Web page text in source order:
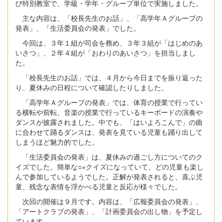
び特別教室で、学級・学年・グループ単位で実施しました。
主な内容は、「校長先生のお話」、「高学年Ａグループの
発表」、「生活委員会の発表」でした。
今回は、３年１組が司会を務め、３年３組が「はじめのあ
いさつ」、２年４組が「おわりのあいさつ」を担当しまし
た。
「校長先生のお話」では、４月から今日までを振り返った
り、夏休みの日程について確認したりしました。
「高学年Ａグループの発表」では、体育の授業で行ってい
る横転や前転、音楽の授業で行っているキーボードの演奏や
ダンスが披露されました。中でも、「はいよろこんで」の曲
に合わせて踊るダンスは、発表を見ている児童も踊り出して
しまうほど魅力的でした。
「生活委員会の発表」は、夏休みの過ごし方についてのク
イズでした。簡単な○×クイズになっていて、どの児童も楽し
んで参加しているようでした。正解が発表されると、喜ぶ児
童、残念な表情を浮かべる児童と反応が様々でした。
次回の開催は９月です。内容は、「広報委員会の発表」、
「アートクラブの発表」、「計画委員会の出し物」を予定し